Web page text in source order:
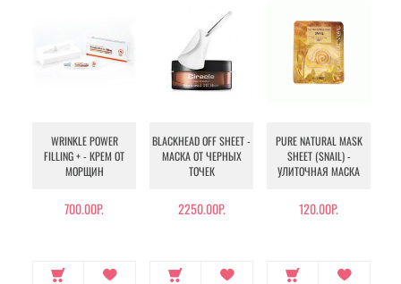
WRINKLE POWER
FILLING + - КРЕМ ОТ
МОРЩИН
700.00Р.
BLACKHEAD OFF SHEET -
МАСКА ОТ ЧЕРНЫХ
ТОЧЕК
2250.00Р.
PURE NATURAL MASK
SHEET (SNAIL) -
УЛИТОЧНАЯ МАСКА
120.00Р.